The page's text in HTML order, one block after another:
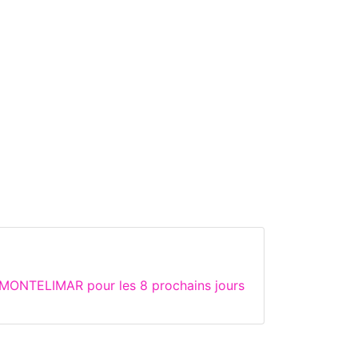
pour les 8 prochains jours